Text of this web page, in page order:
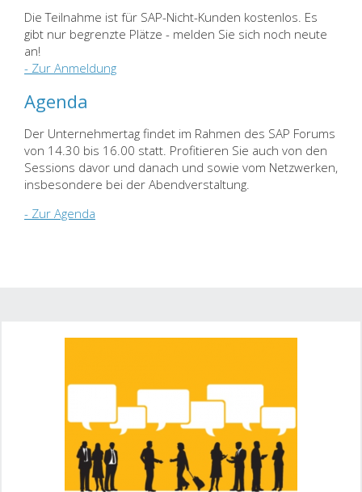
Die Teilnahme ist für SAP-Nicht-Kunden kostenlos. Es
gibt nur begrenzte Plätze - melden Sie sich noch neute
an!
- Zur Anmeldung
Agenda
Der Unternehmertag findet im Rahmen des SAP Forums
von 14.30 bis 16.00 statt. Profitieren Sie auch von den
Sessions davor und danach und sowie vom Netzwerken,
insbesondere bei der Abendverstaltung.
- Zur Agenda